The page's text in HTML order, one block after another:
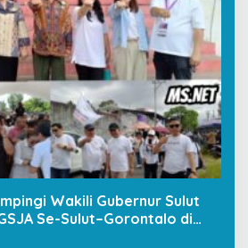
Wakili Gubernur Sulut
Se-Sulut–Gorontalo di